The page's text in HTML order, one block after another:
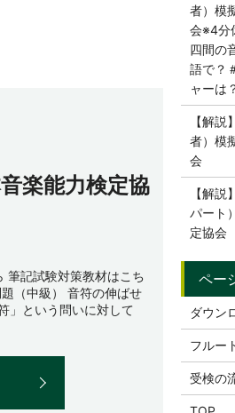
楽能力検定協
筆記試験対策教材はこち
（中級） 音符の伸ばせ
」という問いに対して
者）模
会※4分
四間の
語で？
ャーは
【解
者）模
会
【解
パート
定協会
ダウン
フルー
受検の